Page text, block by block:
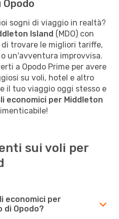
sogni di viaggio in realtà?
Island (MDO) con
trovare le migliori tariffe,
un'avventura improvvisa.
a Opodo Prime per avere
su voli, hotel e altro
il tuo viaggio oggi stesso e
economici per Middleton
sui voli per
economici per
di Opodo?